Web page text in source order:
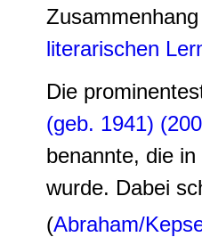
literarischen
Die
(geb. 1941)
benannte, die
wurde. Dabei
(Abraham/